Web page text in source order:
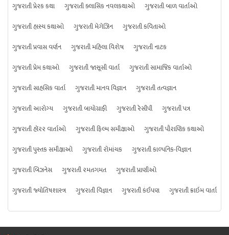
ગુજરાતી પ્રેરક કથા
ગુજરાતી ક્લાસિક નવલકથાઓ
ગુજરાતી બાળ વાર્તાઓ
ગુજરાતી હાસ્ય કથાઓ
ગુજરાતી મેગેઝિન
ગુજરાતી કવિતાઓ
ગુજરાતી પ્રવાસ વર્ણન
ગુજરાતી મહિલા વિશેષ
ગુજરાતી નાટક
ગુજરાતી પ્રેમ કથાઓ
ગુજરાતી જાસૂસી વાર્તા
ગુજરાતી સામાજિક વાર્તાઓ
ગુજરાતી સાહસિક વાર્તા
ગુજરાતી માનવ વિજ્ઞાન
ગુજરાતી તત્વજ્ઞાન
ગુજરાતી આરોગ્ય
ગુજરાતી બાયોગ્રાફી ગુજરાતી રેસીપી
ગુજરાતી પત્ર
ગુજરાતી હૉરર વાર્તાઓ
ગુજરાતી ફિલ્મ સમીક્ષાઓ
ગુજરાતી પૌરાણિક કથાઓ
ગુજરાતી પુસ્તક સમીક્ષાઓ
ગુજરાતી રોમાંચક
ગુજરાતી કાલ્પનિક-વિજ્ઞાન
ગુજરાતી બિઝનેસ
ગુજરાતી રમતગમત
ગુજરાતી પ્રાણીઓ
ગુજરાતી જ્યોતિષશાસ્ત્ર
ગુજરાતી વિજ્ઞાન ગુજરાતી કંઈપણ ગુજરાતી ક્રાઇમ વાર્તા